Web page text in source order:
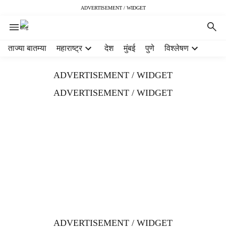
ADVERTISEMENT / WIDGET
ताज्या बातम्या महाराष्ट्र देश मुंबई पुणे विश्लेषण
ADVERTISEMENT / WIDGET
ADVERTISEMENT / WIDGET
ADVERTISEMENT / WIDGET